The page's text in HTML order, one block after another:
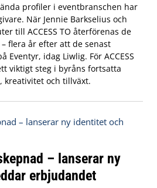
profiler i eventbranschen har
När Jennie Barkselius och
till ACCESS TO återförenas de
flera år efter att de senast
Eventyr, idag Liwlig. För ACCESS
viktigt steg i byråns fortsatta
kreativitet och tillväxt.
– lanserar ny
erbjudandet